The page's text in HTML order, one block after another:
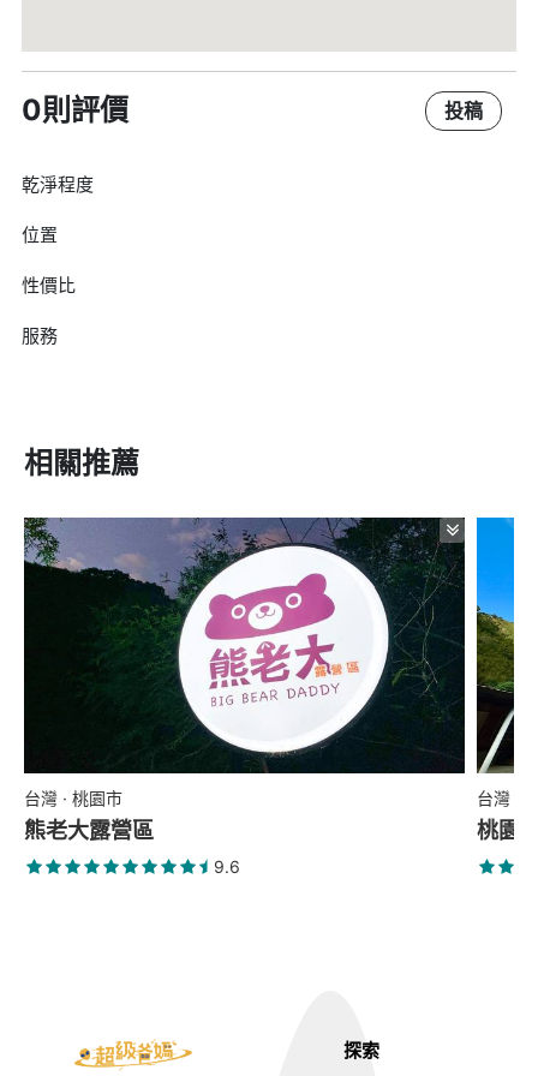
0則評價 投稿
乾淨程度
位置
性價比
服務
相關推薦
台灣 · 桃園市
熊老大露營區
9.6
台灣 ·
桃園
探索